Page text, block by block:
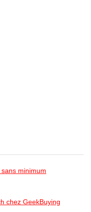
minimum
chez GeekBuying